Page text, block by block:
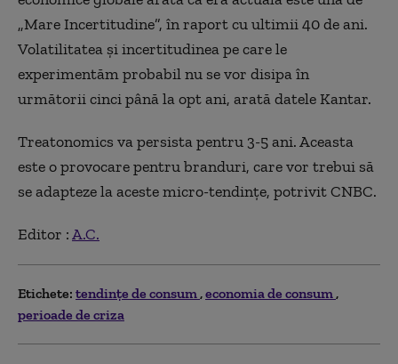
„Mare Incertitudine”, în raport cu ultimii 40 de ani.
Volatilitatea și incertitudinea pe care le
experimentăm probabil nu se vor disipa în
următorii cinci până la opt ani, arată datele Kantar.
Treatonomics va persista pentru 3-5 ani. Aceasta
este o provocare pentru branduri, care vor trebui să
se adapteze la aceste micro-tendințe, potrivit CNBC.
Editor :A.C.
Etichete: tendințe de consum economia de consum
perioade de criza